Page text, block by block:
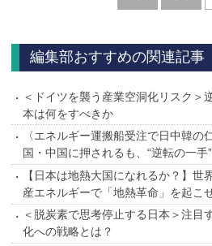
編集部おすすめの関連記事
＜ドイツを襲う産業空洞化リスク＞
本は何をすべきか
〈エネルギー運搬船受注で日中韓
国・中国に押されるも、“逆転の一手
【日本は地熱大国になれるか？】世
産エネルギーで「地熱革命」を起こ
＜脱炭素で思考停止する日本＞注目
化への戦略とは？